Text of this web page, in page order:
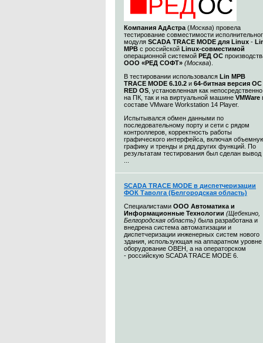
Компания АдАстра (Москва) провела
тестирование совместимости
модуля SCADA TRACE MODE для Linux -
МРВ с российской Linux-совместимой
операционной системой РЕД ОС
ООО «РЕД СОФТ» (Москва).
В тестировании использовался Lin МРВ
TRACE MODE 6.10.2 и 64-битная версия ОС
RED OS , установленная как непосредственно
на ПК, так и на виртуальной машине VMWare
составе VMware Workstation 14 Player.
Испытывался обмен данными по
последовательному порту и сети c рядом
контроллеров, корректность работы
графического интерфейса, включая
графику и тренды и ряд других функций. По
результатам тестирования был сделан вывод
SCADA TRACE MODE в диспетчеризации
ФОК Таволга (Белгородская область)
Специалистами ООО Автоматика и
Информационные Технологии (Щебекино,
Белгородская область) была разработана и
внедрена система автоматизации и
диспетчеризации инженерных систем нового
здания, использующая на аппаратном уровне
оборудование ОВЕН, а на операторском
- российскую SCADA TRACE MODE 6.